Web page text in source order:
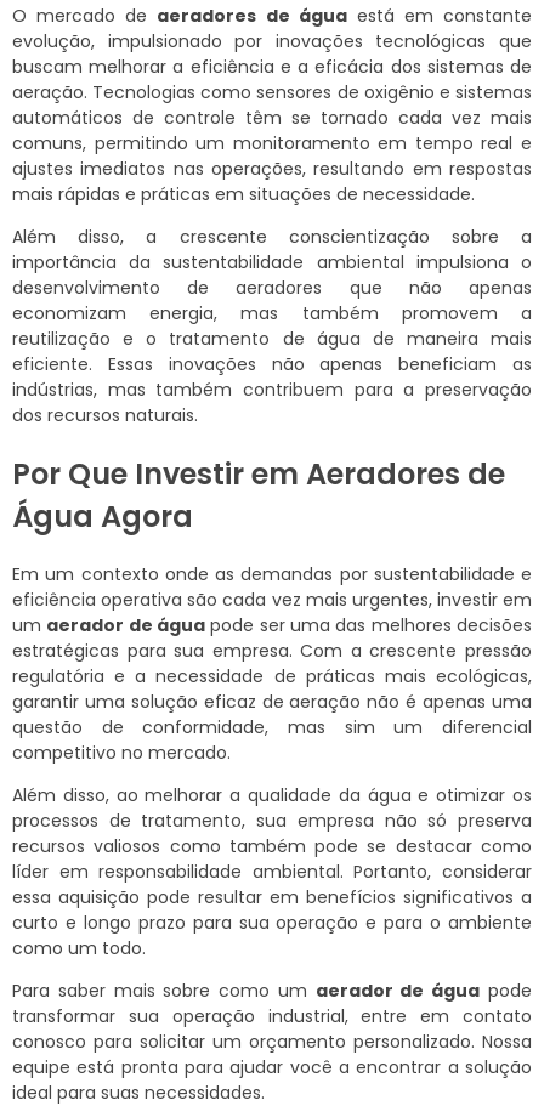
O mercado de aeradores de águaestá em constante
evolução, impulsionado por inovações tecnológicas que
buscam melhorar a eficiência e a eficácia dos sistemas de
aeração. Tecnologias como sensores de oxigênio e sistemas
automáticos de controle têm se tornado cada vez mais
comuns, permitindo um monitoramento em tempo real e
ajustes imediatos nas operações, resultando em respostas
mais rápidas e práticas em situações de necessidade.
Além disso, a crescente conscientização sobre a
importância da sustentabilidade ambiental impulsiona o
desenvolvimento de aeradores que não apenas
economizam energia, mas também promovem a
reutilização e o tratamento de água de maneira mais
eficiente. Essas inovações não apenas beneficiam as
indústrias, mas também contribuem para a preservação
dos recursos naturais.
Por Que Investir em Aeradores de
Água Agora
Em um contexto onde as demandas por sustentabilidade e
eficiência operativa são cada vez mais urgentes, investir em
um aerador de água pode ser uma das melhores decisões
estratégicas para sua empresa. Com a crescente pressão
regulatória e a necessidade de práticas mais ecológicas,
garantir uma solução eficaz de aeração não é apenas uma
questão de conformidade, mas sim um diferencial
competitivo no mercado.
Além disso, ao melhorar a qualidade da água e otimizar os
processos de tratamento, sua empresa não só preserva
recursos valiosos como também pode se destacar como
líder em responsabilidade ambiental. Portanto, considerar
essa aquisição pode resultar em benefícios significativos a
curto e longo prazo para sua operação e para o ambiente
como um todo.
Para saber mais sobre como um aerador de água pode
transformar sua operação industrial, entre em contato
conosco para solicitar um orçamento personalizado. Nossa
equipe está pronta para ajudar você a encontrar a solução
ideal para suas necessidades.